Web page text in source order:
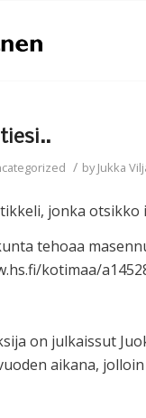
/ byJukka
jonka otsikko
tehoaa
kotimaa/
on julkaissut
aikana,